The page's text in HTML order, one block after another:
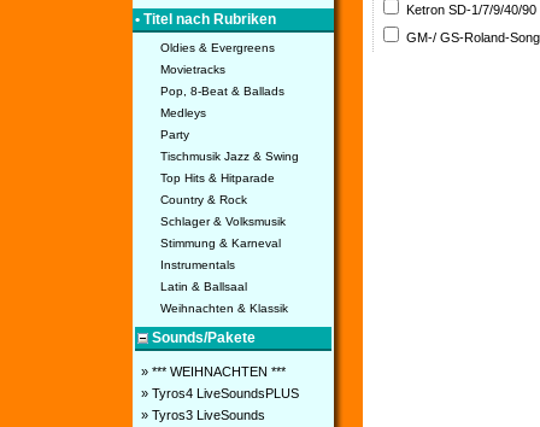
• Titel nach Rubriken
Oldies & Evergreens
Movietracks
Pop, 8-Beat & Ballads
Medleys
Party
Tischmusik Jazz & Swing
Top Hits & Hitparade
Country & Rock
Schlager & Volksmusik
Stimmung & Karneval
Instrumentals
Latin & Ballsaal
Weihnachten & Klassik
Sounds/Pakete
» *** WEIHNACHTEN ***
» Tyros4 LiveSoundsPLUS
» Tyros3 LiveSounds
Ketron SD-1/7/9/40/
GM-/ GS-Roland-